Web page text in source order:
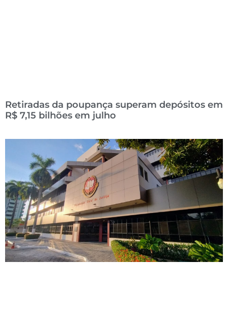
Retiradas da poupança superam depósitos em
R$ 7,15 bilhões em julho